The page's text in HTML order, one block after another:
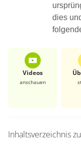
dies
Videos
anschauen
Inhaltsverzeichnis